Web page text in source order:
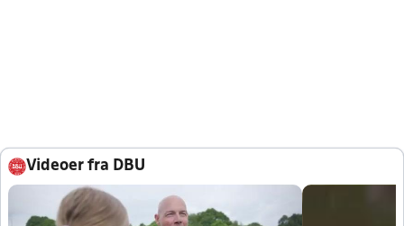
Videoer fra DBU